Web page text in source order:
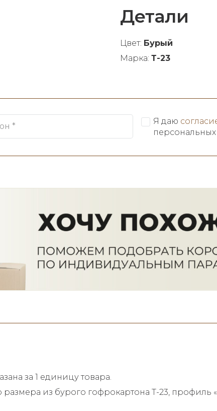
Детали
Цвет: Бурый
Марка: Т-23
Я даю
за 1 единицу товара.
из бурого гофрокартона Т-23, профиль